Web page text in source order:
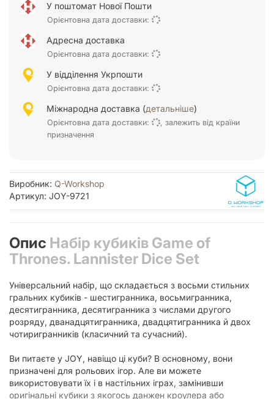
У поштомат Нової Пошти
Орієнтовна дата доставки:
Адресна доставка
Орієнтовна дата доставки:
У відділення Укрпошти
Орієнтовна дата доставки:
Міжнародна доставка (детальніше)
Орієнтовна дата доставки:
, залежить від країни
призначення
Виробник: Q-Workshop
Артикул: JOY-9721
Опис Набір кубиків Game of
Thrones. Lannister Dice Set
Універсальний набір, що складається з восьми стильних
гральних кубиків - шестигранника, восьмигранника,
десятигранника, десятигранника з числами другого
розряду, дванадцятигранника, двадцятигранника й двох
чотиригранників (класичний та сучасний).
Ви питаєте у JOY, навіщо ці куби? В основному, вони
призначені для рольових ігор. Але ви можете
використовувати їх і в настільних іграх, замінивши
оригінальні кубики з якогось данжен кроулера або